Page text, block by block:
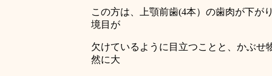
この方は、上顎前歯(4本）の歯肉が下が
境目が
欠けているように目立つことと、かぶ
然に大